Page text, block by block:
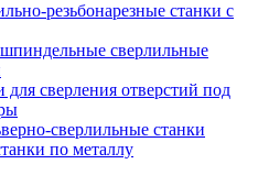
резьбонарезные станки с
сверлильные
для сверления отверстий под
сверлильные станки
по металлу